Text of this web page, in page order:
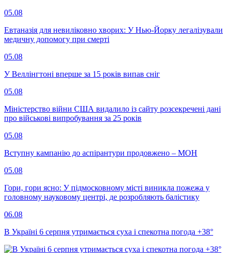
05.08
Евтаназія для невиліковно хворих: У Нью-Йорку легалізували
медичну допомогу при смерті
05.08
У Веллінгтоні вперше за 15 років випав сніг
05.08
Міністерство війни США видалило із сайту розсекречені дані
про військові випробування за 25 років
05.08
Вступну кампанію до аспірантури продовжено – МОН
05.08
Гори, гори ясно: У підмосковному місті виникла пожежа у
головному науковому центрі, де розробляють балістику
06.08
В Україні 6 серпня утримається суха і спекотна погода +38°